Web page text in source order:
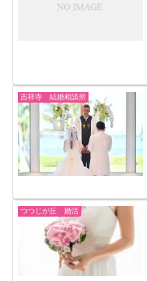
吉祥寺 結婚相談所
つつじが丘 婚活